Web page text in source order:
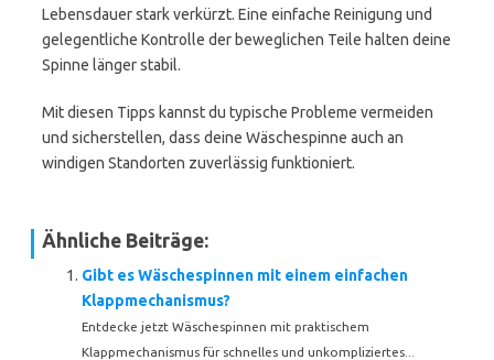
Lebensdauer stark verkürzt. Eine einfache Reinigung und
gelegentliche Kontrolle der beweglichen Teile halten deine
Spinne länger stabil.
Mit diesen Tipps kannst du typische Probleme vermeiden
und sicherstellen, dass deine Wäschespinne auch an
windigen Standorten zuverlässig funktioniert.
Ähnliche Beiträge:
Gibt es Wäschespinnen mit einem einfachen
Klappmechanismus?
Entdecke jetzt Wäschespinnen mit praktischem
Klappmechanismus für schnelles und unkompliziertes...